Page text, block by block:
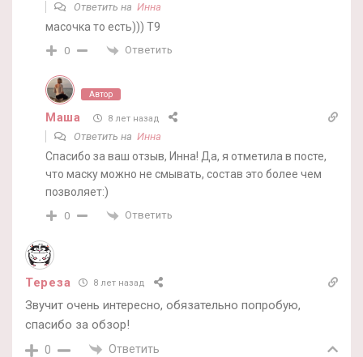
Ответить на Инна
масочка то есть))) T9
0 Ответить
Автор
Маша 8 лет назад
Ответить на Инна
Спасибо за ваш отзыв, Инна! Да, я отметила в посте,
что маску можно не смывать, состав это более чем
позволяет:)
0 Ответить
Тереза 8 лет назад
Звучит очень интересно, обязательно попробую,
спасибо за обзор!
0 Ответить